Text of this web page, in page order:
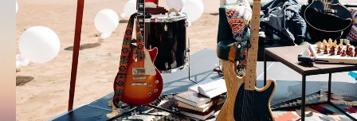
Отправить готовое задание
Актеры / Артисты